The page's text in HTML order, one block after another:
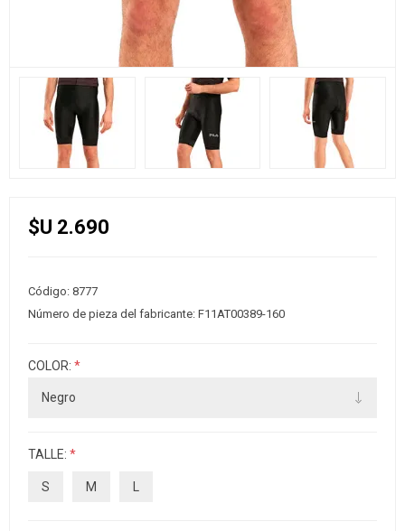
$U 2.690
Código: 8777
Número de pieza del fabricante: F11AT00389-160
COLOR: *
TALLE: *
S M L